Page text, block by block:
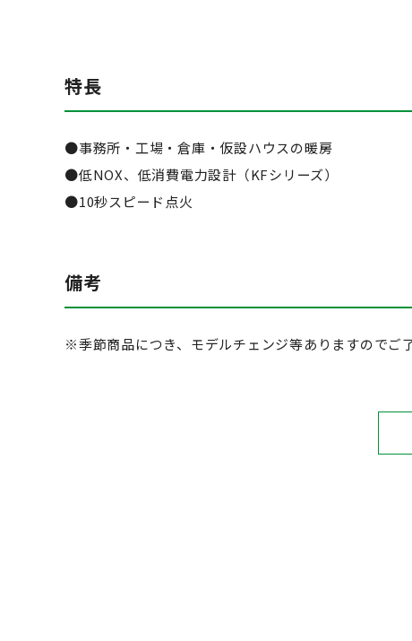
特長
●事務所・工場・倉庫・仮設ハウスの暖房
●低NOX、低消費電力設計（KFシリーズ）
●10秒スピード点火
備考
※季節商品につき、モデルチェンジ等ありますのでご